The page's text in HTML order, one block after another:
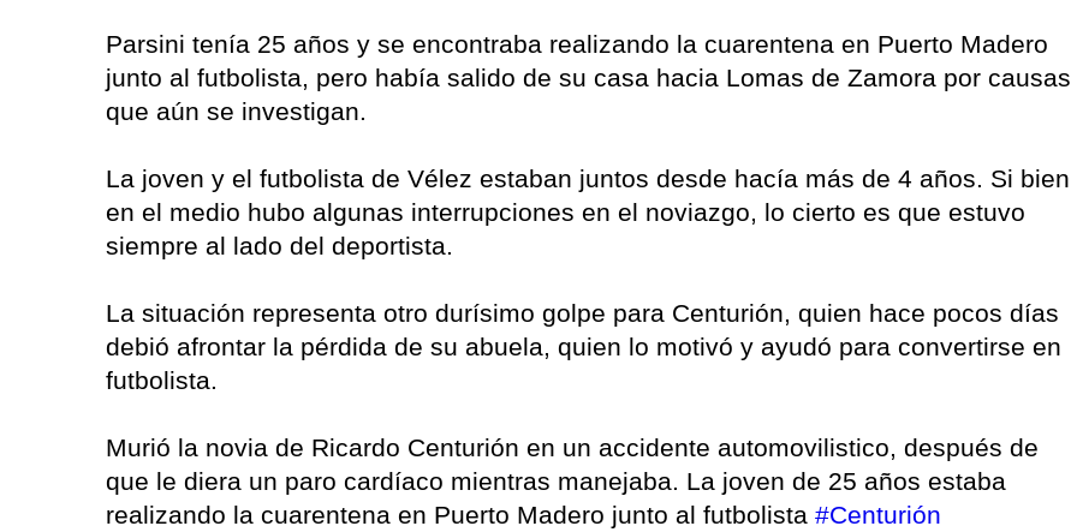
Parsini tenía 25 años y se encontraba realizando la cuarentena en Puerto Madero
junto al futbolista, pero había salido de su casa hacia Lomas de Zamora por causas
que aún se investigan.
La joven y el futbolista de Vélez estaban juntos desde hacía más de 4 años. Si bien
en el medio hubo algunas interrupciones en el noviazgo, lo cierto es que estuvo
siempre al lado del deportista.
La situación representa otro durísimo golpe para Centurión, quien hace pocos días
debió afrontar la pérdida de su abuela, quien lo motivó y ayudó para convertirse en
futbolista.
Murió la novia de Ricardo Centurión en un accidente automovilistico, después de
que le diera un paro cardíaco mientras manejaba. La joven de 25 años estaba
realizando la cuarentena en Puerto Madero junto al futbolista #Centurión